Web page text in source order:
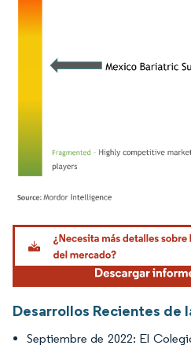
Imagen © Mordor Intelligence. El uso
Desarrollos Recientes de
Septiembre de 2022: El